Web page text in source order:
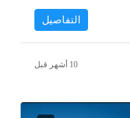
التفاصيل